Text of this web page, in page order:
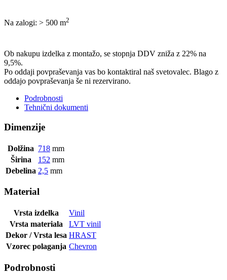
Na zalogi: > 500 m2
Ob nakupu izdelka z montažo, se stopnja DDV zniža z 22% na
9,5%.
Po oddaji povpraševanja vas bo kontaktiral naš svetovalec. Blago z
oddajo povpraševanja še ni rezervirano.
Podrobnosti
Tehnični dokumenti
Dimenzije
Dolžina 718 mm
Širina
152 mm
Debelina 2,5 mm
Material
Vrsta izdelka
Vinil
Vrsta materiala
LVT vinil
Dekor / Vrsta lesa HRAST
Vzorec polaganja Chevron
Podrobnosti